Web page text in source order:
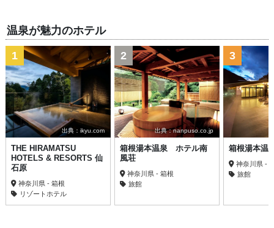
温泉が魅力のホテル
出典：ikyu.com
1
THE HIRAMATSU
HOTELS & RESORTS 仙
石原
神奈川県 - 箱根
リゾートホテル
出典：nanpuso.co.jp
2
箱根湯本温泉 ホテル南
風荘
神奈川県 - 箱根
旅館
3
箱根湯本温
神奈川県 -
旅館